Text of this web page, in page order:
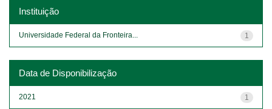
Instituição
1
Universidade Federal da Fronteira...
Data de Disponibilização
1
2021